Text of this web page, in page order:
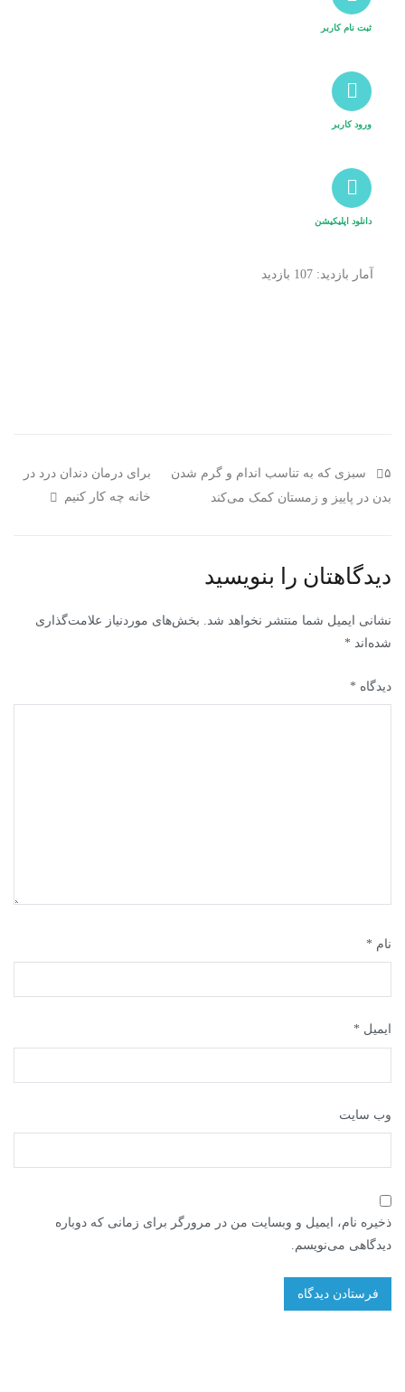
ثبت نام کاربر
ورود کاربر
دانلود اپلیکیشن
آمار بازدید: 107 بازدید
۵ سبزی که به تناسب اندام و گرم شدن
بدن در پاییز و زمستان کمک می‌کند
برای درمان دندان درد در
خانه چه کار کنیم
دیدگاهتان را بنویسید
نشانی ایمیل شما منتشر نخواهد شد.
بخش‌های موردنیاز علامت‌گذاری
شده‌اند *
دیدگاه *
نام *
ایمیل *
وب‌ سایت
ذخیره نام، ایمیل و وبسایت من در مرورگر برای زمانی که دوباره
دیدگاهی می‌نویسم.